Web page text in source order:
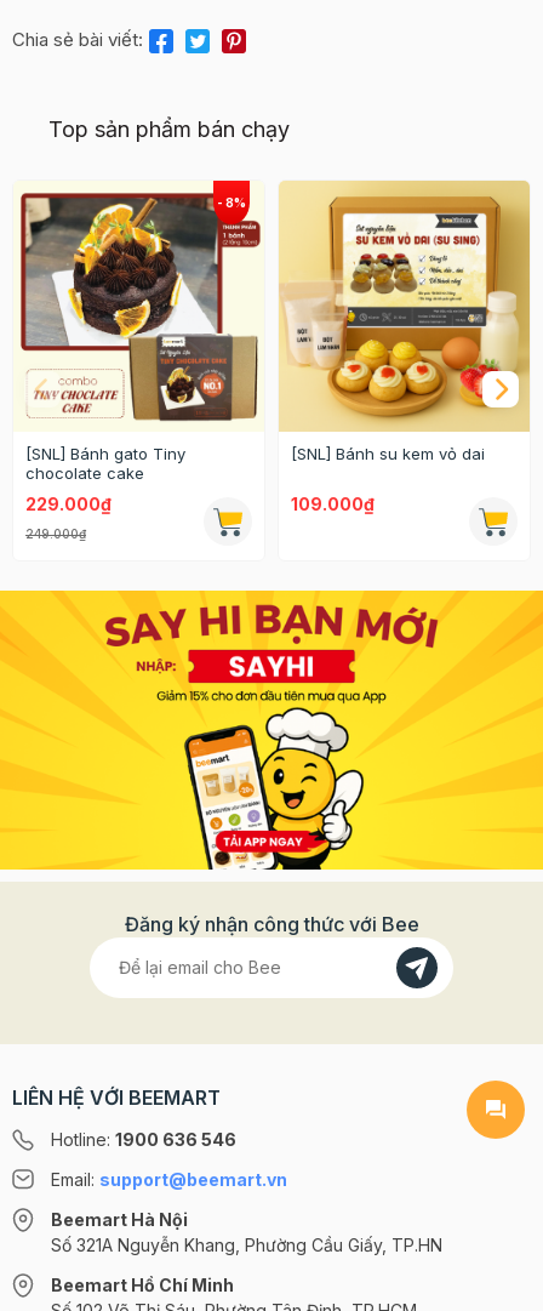
Chia sẻ bài viết:
Top sản phẩm bán chạy
[SNL] Bánh gato Tiny
chocolate cake
229.000₫
249.000₫
[SNL] Bánh su kem vỏ dai
109.000₫
Đăng ký nhận công thức với Bee
LIÊN HỆ VỚI BEEMART
Hotline: 1900 636 546
Email: support@beemart.vn
Beemart Hà Nội
Số 321A Nguyễn Khang, Phường Cầu Giấy, TP.HN
Beemart Hồ Chí Minh